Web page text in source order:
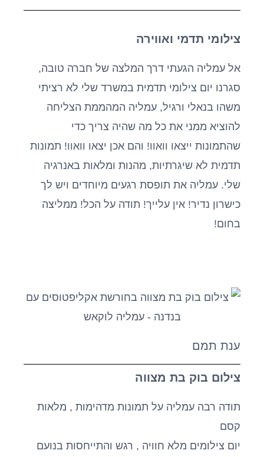
צילומי תדמי ואווירה
אל עמליה הגעתי דרך המלצה של חברה טובה,
סגרנו יום צילומי תדמית במשרד שלי לא רציתי
משהו בנאלי ורגיל, עמליה המהממת הצליחה
להוציא ממני את כל מה שהיה צריך כדי
שהתמונות ייצאו וואוו! והם אכן יצאו וואוו! תמונות
תדמית לא שיגרתיות, מהנות ומלאות באנרגיה
שלי. עמליה את תופסת רגעים מיוחדים ויש לך
כישרון נדיר! אין עלייך! תודה על הכל! ממליצה
בחום!
ענת תמם
צילום בוק בת מצווה
תודה רבה עמליה על תמונות מדהימות , מלאות
קסם
יום צילומים מלא חוויה , רגש והתייחסות בנועם